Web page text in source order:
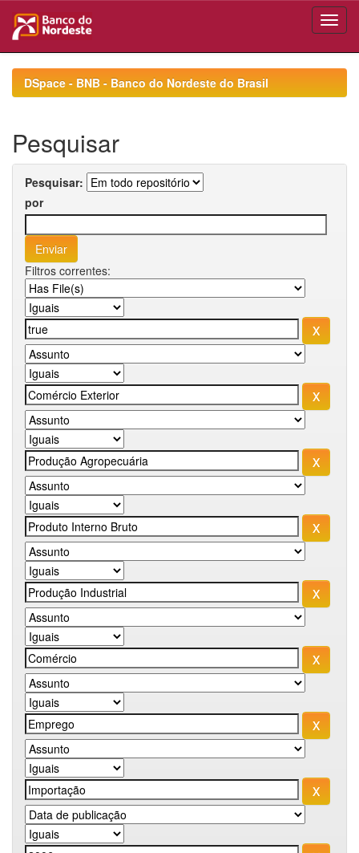
navigationDSpace - BNB - Banco do Nordeste do Brasil
Pesquisar
Pesquisar:
por
Filtros correntes: